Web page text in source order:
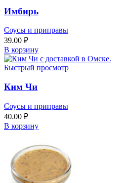
Имбирь
Соусы и приправы
39.00 ₽
В корзину
Быстрый просмотр
Ким Чи
Соусы и приправы
40.00 ₽
В корзину